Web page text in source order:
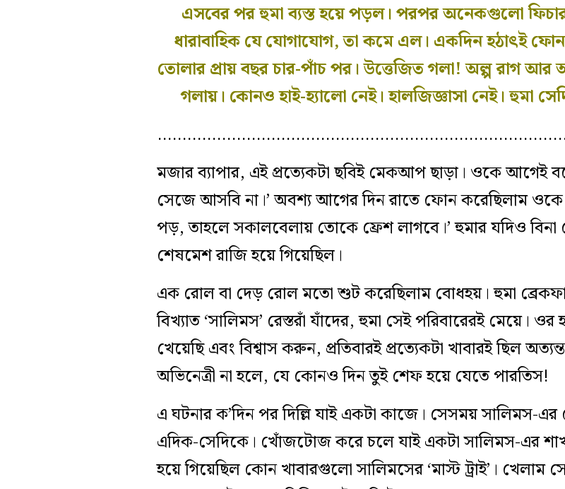
এসবের পর হুমা ব্যস্ত হয়ে পড়ল। পরপর অনেকগুলো ফিচার
ধারাবাহিক যে যোগাযোগ, তা কমে এল। একদিন হঠাৎই
তোলার প্রায় বছর চার-পাঁচ পর। উত্তেজিত গলা! অল্প রাগ
গলায়। কোনও হাই-হ্যালো নেই। হালজিজ্ঞাসা নেই। হুমা
মজার ব‌্যাপার, এই প্রত্যেকটা ছবিই মেকআপ ছাড়া। ওকে আগেই
সেজে আসবি না।’ অবশ্য আগের দিন রাতে ফোন করেছিলাম
পড়, তাহলে সকালবেলায় তোকে ফ্রেশ লাগবে।’ হুমার যদিও
শেষমেশ রাজি হয়ে গিয়েছিল।
এক রোল বা দেড় রোল মতো শুট করেছিলাম বোধহয়। হুমা
বিখ্যাত ‘সালিমস’ রেস্তরাঁ যাঁদের, হুমা সেই পরিবারেরই মেয়ে।
খেয়েছি এবং বিশ্বাস করুন, প্রতিবারই প্রত্যেকটা খাবারই ছিল
অভিনেত্রী না হলে, যে কোনও দিন তুই শেফ হয়ে যেতে পারতিস!
এ ঘটনার ক’দিন পর দিল্লি যাই একটা কাজে। সেসময় সালিমস-এর
এদিক-সেদিকে। খোঁজটোজ করে চলে যাই একটা সালিমস-এর
হয়ে গিয়েছিল কোন খাবারগুলো সালিমসের ‘মাস্ট ট্রাই’।